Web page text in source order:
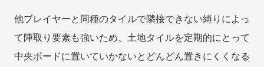
他プレイヤーと同種のタイルで隣接できない縛りによっ
て陣取り要素も強いため、土地タイルを定期的にとって
中央ボードに置いていかないとどんどん置きにくくなる